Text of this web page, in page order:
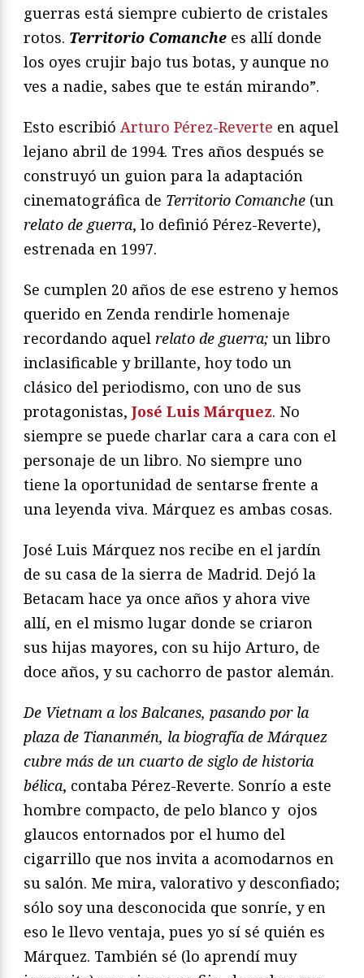
guerras está siempre cubierto de cristales
rotos. Territorio Comanche es allí donde
los oyes crujir bajo tus botas, y aunque no
ves a nadie, sabes que te están mirando”.
Esto escribió Arturo Pérez-Reverte en aquel
lejano abril de 1994. Tres años después se
construyó un guion para la adaptación
cinematográfica de Territorio Comanche (un
relato de guerra, lo definió Pérez-Reverte),
estrenada en 1997.
Se cumplen 20 años de ese estreno y hemos
querido en Zenda rendirle homenaje
recordando aquel relato de guerra; un libro
inclasificable y brillante, hoy todo un
clásico del periodismo, con uno de sus
protagonistas, José Luis Márquez. No
siempre se puede charlar cara a cara con el
personaje de un libro. No siempre uno
tiene la oportunidad de sentarse frente a
una leyenda viva. Márquez es ambas cosas.
José Luis Márquez nos recibe en el jardín
de su casa de la sierra de Madrid. Dejó la
Betacam hace ya once años y ahora vive
allí, en el mismo lugar donde se criaron
sus hijas mayores, con su hijo Arturo, de
doce años, y su cachorro de pastor alemán.
De Vietnam a los Balcanes, pasando por la
plaza de Tiananmén, la biografía de Márquez
cubre más de un cuarto de siglo de historia
bélica, contaba Pérez-Reverte. Sonrío a este
hombre compacto, de pelo blanco y ojos
glaucos entornados por el humo del
cigarrillo que nos invita a acomodarnos en
su salón. Me mira, valorativo y desconfiado;
sólo soy una desconocida que sonríe, y en
eso le llevo ventaja, pues yo sí sé quién es
Márquez. También sé (lo aprendí muy